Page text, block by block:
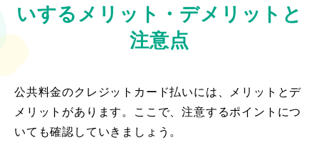
いするメリット・デメリットと
注意点
公共料金のクレジットカード払いには、メリットとデ
メリットがあります。ここで、注意するポイントにつ
いても確認していきましょう。